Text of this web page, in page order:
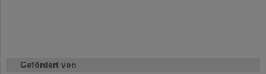
Gefördert von